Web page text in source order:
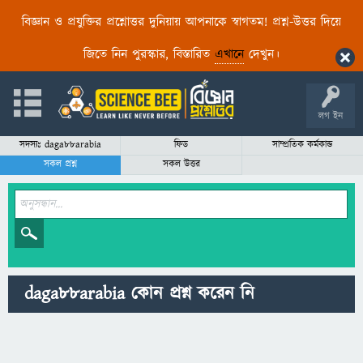
বিজ্ঞান ও প্রযুক্তির প্রশ্নোত্তর দুনিয়ায় আপনাকে স্বাগতম! প্রশ্ন-উত্তর দিয়ে
জিতে নিন পুরস্কার, বিস্তারিত এখানেদেখুন।
লগ ইন
সদস্যঃ daga88arabia ফিড
সাম্প্রতিক কর্মকান্ড
সকল প্রশ্ন
সকল উত্তর
daga88arabia কোন প্রশ্ন করেন নি